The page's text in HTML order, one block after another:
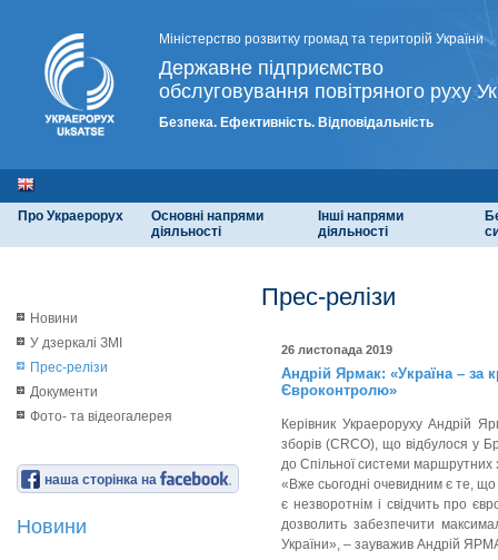
Міністерство розвитку громад та територій України
Державне підприємство
обслуговування повітряного руху
Безпека. Ефективність. Відповідальність
Про Украерорух
Основні напрями
діяльності
Інші напрями
діяльності
Новини
У дзеркалі ЗМІ
Прес-релізи
Документи
Фото- та відеогалерея
наша сторінка на
Новини
Прес-релізи
26 листопада 2019
Андрій Ярмак: «Україна – за
Євроконтролю»
Керівник Украероруху Андрій
зборів (CRCO), що відбулося у
до Спільної системи маршрутних
«Вже сьогодні очевидним є те, що
є незворотнім і свідчить про
дозволить забезпечити
України», – зауважив Андрій